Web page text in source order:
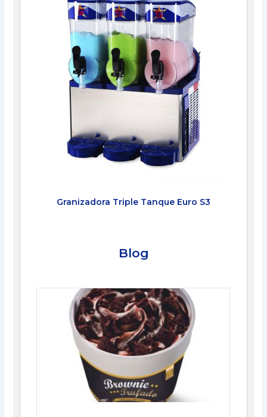
Granizadora Triple Tanque Euro S3
Blog